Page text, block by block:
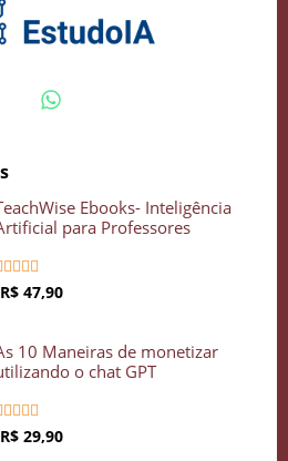
Ebooks- Inteligência
para Professores
   
R$ 47,90
10 Maneiras de monetizar
o chat GPT
   
R$ 29,90
Vidgenie
GRÁTIS